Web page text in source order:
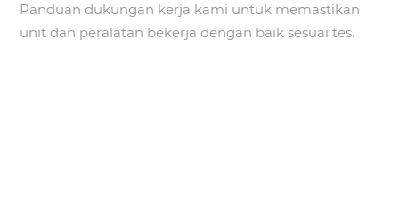
Panduan dukungan kerja kami untuk memastikan
unit dan peralatan bekerja dengan baik sesuai tes.